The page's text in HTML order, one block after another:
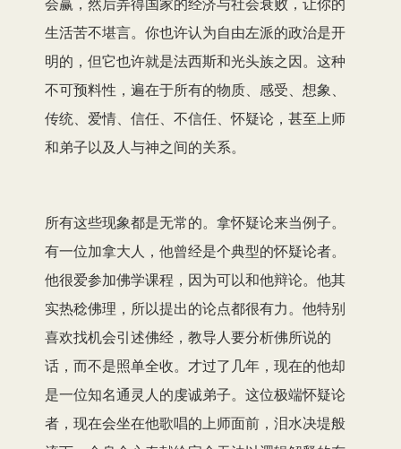
生活苦不堪言。你也许认为自由左派的政治是开
明的，但它也许就是法西斯和光头族之因。这种
不可预料性，遍在于所有的物质、感受、想象、
传统、爱情、信任、不信任、怀疑论，甚至上师
和弟子以及人与神之间的关系。
所有这些现象都是无常的。拿怀疑论来当例子。
有一位加拿大人，他曾经是个典型的怀疑论者。
他很爱参加佛学课程，因为可以和他辩论。他其
实热稔佛理，所以提出的论点都很有力。他特别
喜欢找机会引述佛经，教导人要分析佛所说的
话，而不是照单全收。才过了几年，现在的他却
是一位知名通灵人的虔诚弟子。这位极端怀疑论
者，现在会坐在他歌唱的上师面前，泪水决堤般